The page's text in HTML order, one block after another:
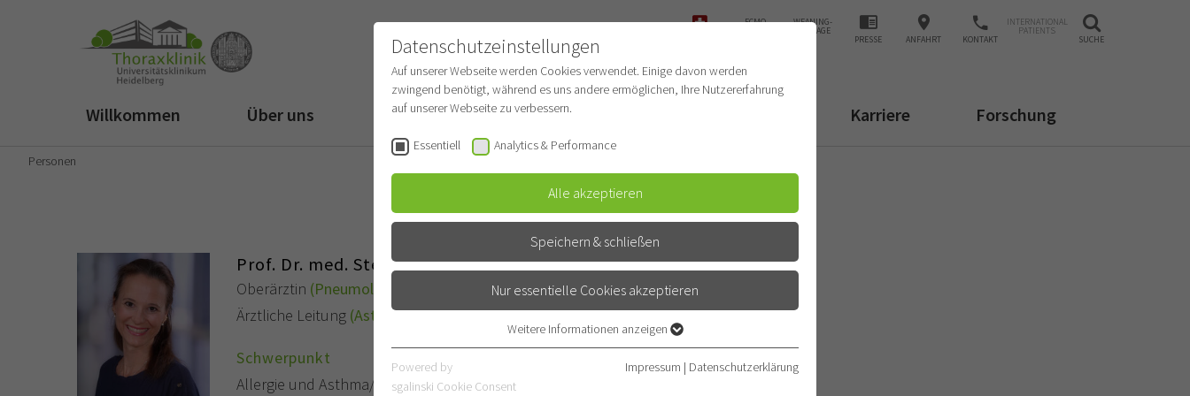
ECMO- WEANING-
ANFRAGE
PRESSE ANFAHRT KONTAKT
INTERNATIONAL
PATIENTS
SUCHE
Willkommen Über uns Für Patienten Für Ärzte Karriere Forschung
Personen
Prof. Dr. med. Stephanie Korn
Oberärztin (Pneumologie und Beatmungsmedizin)
Ärztliche Leitung (Asthma Ambulanz)
Schwerpunkt
Allergie und Asthma/schweres Asthma
Datenschutzeinstellungen
Auf unserer Webseite werden Cookies verwendet. Einige davon werden
zwingend benötigt, während es uns andere ermöglichen, Ihre Nutzererfahrung
auf unserer Webseite zu verbessern.
Essentiell Analytics & Performance
Alle akzeptieren
Speichern & schließen
Nur essentielle Cookies akzeptieren
Essentielle Cookies werden für grundlegende Funktionen der Webseite
benötigt. Dadurch ist gewährleistet, dass die Webseite einwandfrei
Weitere Informationen anzeigen
Powered by
sgalinski Cookie Consent
Impressum | Datenschutzerklärung